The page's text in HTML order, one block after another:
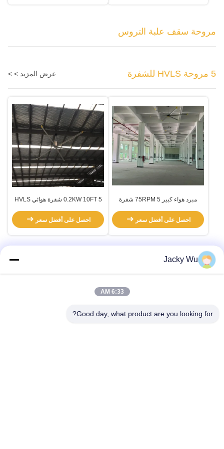
مروحة سقف علبة التروس
5 مروحة HVLS للشفرة عرض المزيد > >
مبرد هواء كبير 75RPM 5 شفرة
احصل على أفضل سعر
0.2KW 10FT 5 شفرة هوائي HVLS
احصل على أفضل سعر
Jacky Wu
6:33 AM
Good day, what product are you looking for?